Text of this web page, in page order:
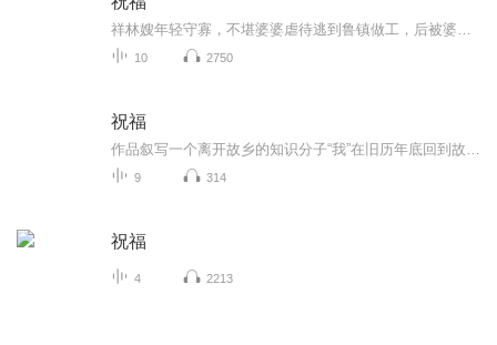
10 2750
祝福
9 314
祝福
4 2213